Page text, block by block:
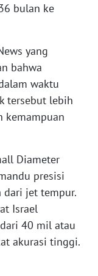
bulan ke
yang
bahwa
waktu
tersebut lebih
kemampuan
Diameter
presisi
dari jet tempur.
Israel
40 mil atau
akurasi tinggi.